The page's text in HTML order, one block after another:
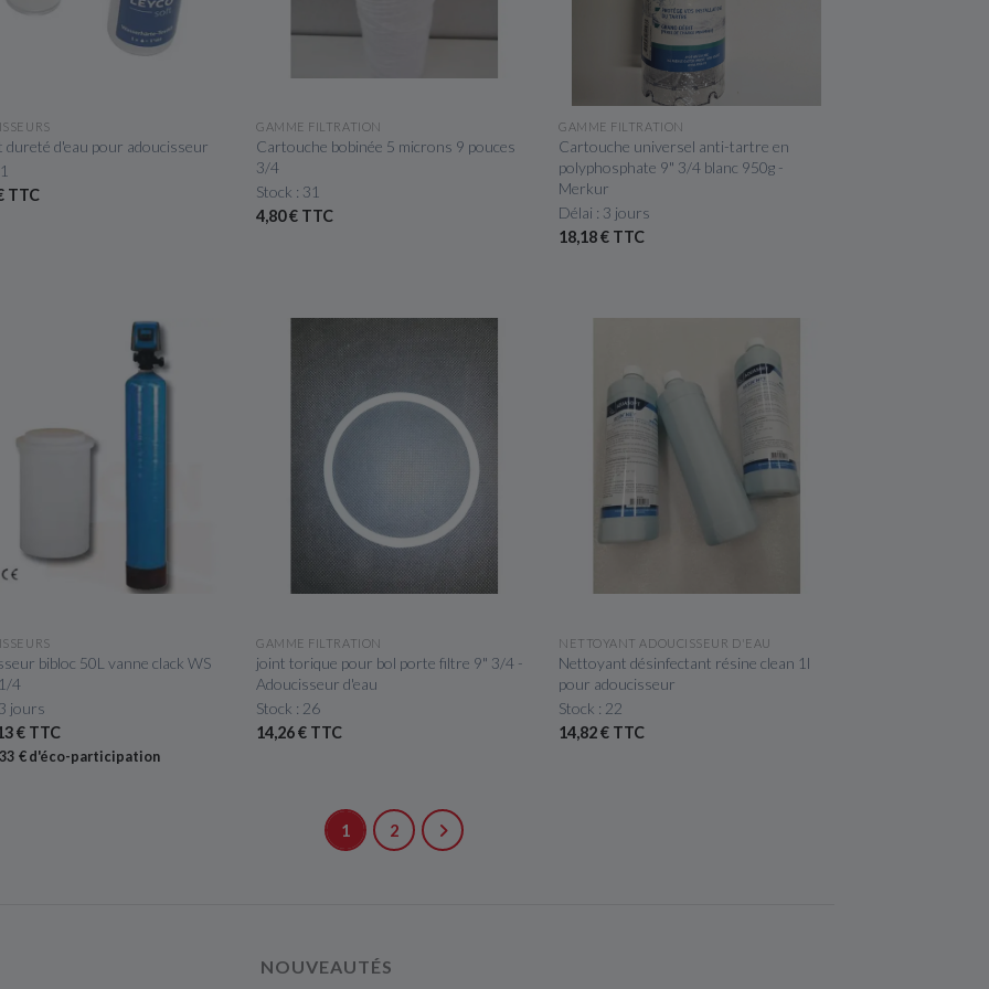
APERÇU RAPIDE
dureté d'eau pour adoucisseur
TTC
APERÇU RAPIDE
GAMME FILTRATION
Cartouche bobinée 5 microns 9 pouces
3/4
Stock : 31
4,80 € TTC
APERÇU RAPIDE
GAMME FILTRATION
Cartouche universel anti-tartre en
polyphosphate 9" 3/4 blanc 950g -
Merkur
Délai : 3 jours
18,18 € TTC
APERÇU RAPIDE
bibloc 50L vanne clack WS
4
jours
€ TTC
€ d'éco-participation
APERÇU RAPIDE
GAMME FILTRATION
joint torique pour bol porte filtre 9" 3/4 -
Adoucisseur d'eau
Stock : 26
14,26 € TTC
APERÇU RAPIDE
NETTOYANT ADOUCISSEUR D'EAU
Nettoyant désinfectant résine clean 1l
pour adoucisseur
Stock : 22
14,82 € TTC
1 2
NOUVEAUTÉS